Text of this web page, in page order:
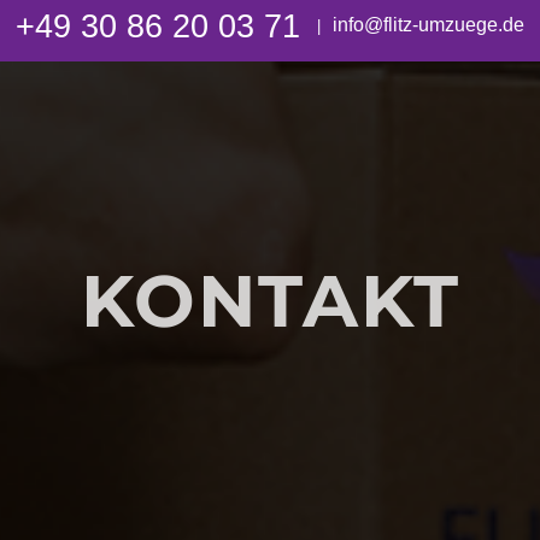
+49 30 86 20 03 71 info@flitz-umzuege.de
KONTAKT